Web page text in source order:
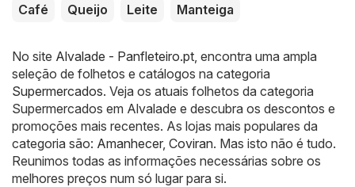
Café Queijo Leite Manteiga
No site Alvalade - Panfleteiro.pt , encontra uma ampla
seleção de folhetos e catálogos na categoria
Supermercados. Veja os atuais folhetos da categoria
Supermercados em Alvalade e descubra os descontos e
promoções mais recentes. As lojas mais populares da
categoria são: Amanhecer, Coviran. Mas isto não é tudo.
Reunimos todas as informações necessárias sobre os
melhores preços num só lugar para si.